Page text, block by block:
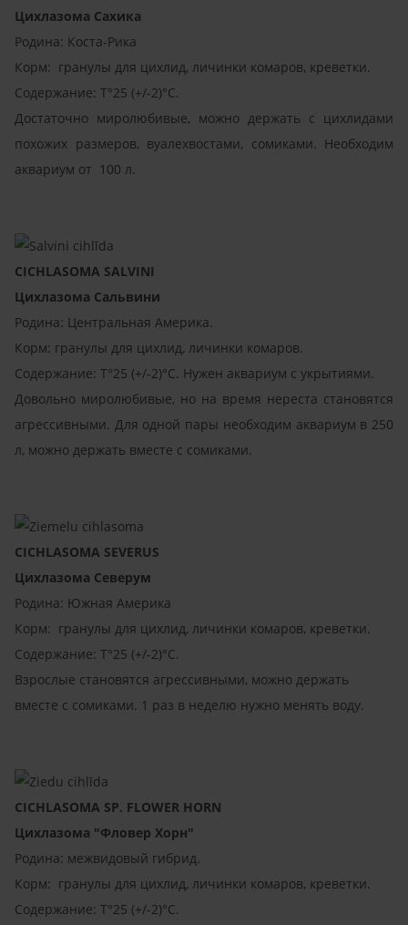
Цихлазома Сахика
Родина: Коста-Рика
Корм: гранулы для цихлид, личинки комаров, креветки.
Содержание: T°25 (+/-2)°C.
Достаточно миролюбивые, можно держать с цихлидами
похожих размеров, вуалехвостами, сомиками. Необходим
аквариум от 100 л.
CICHLASOMA SALVINI
Цихлазома Сальвини
Родина: Центральная Америка.
Корм: гранулы для цихлид, личинки комаров.
Содержание: T°25 (+/-2)°C. Нужен аквариум с укрытиями.
Довольно миролюбивые, но на время нереста становятся
агрессивными. Для одной пары необходим аквариум в 250
л, можно держать вместе с сомиками.
CICHLASOMA SEVERUS
Цихлазома Северум
Родина: Южная Америка
Корм: гранулы для цихлид, личинки комаров, креветки.
Содержание: T°25 (+/-2)°C.
Взрослые становятся агрессивными, можно держать
вместе с сомиками. 1 раз в неделю нужно менять воду.
CICHLASOMA SP. FLOWER HORN
Цихлазома "Фловер Хорн"
Родина: межвидовый гибрид.
Корм: гранулы для цихлид, личинки комаров, креветки.
Содержание: T°25 (+/-2)°C.